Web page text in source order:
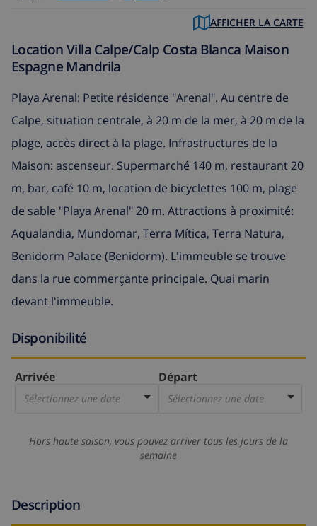
AFFICHER LA CARTE
Location Villa Calpe/Calp Costa Blanca Maison
Espagne Mandrila
Playa Arenal: Petite résidence "Arenal". Au centre de
Calpe, situation centrale, à 20 m de la mer, à 20 m de la
plage, accès direct à la plage. Infrastructures de la
Maison: ascenseur. Supermarché 140 m, restaurant 20
m, bar, café 10 m, location de bicyclettes 100 m, plage
de sable "Playa Arenal" 20 m. Attractions à proximité:
Aqualandia, Mundomar, Terra Mítica, Terra Natura,
Benidorm Palace (Benidorm). L'immeuble se trouve
dans la rue commerçante principale. Quai marin
devant l'immeuble.
Disponibilité
Arrivée
Sélectionnez une date
Départ
Sélectionnez une date
Hors haute saison, vous pouvez arriver tous les jours de la
semaine
Description